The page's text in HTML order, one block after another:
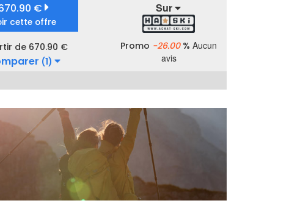
€
cette offre
de 670.90 €
(1)
Sur
Promo -26.00% Aucun
avis